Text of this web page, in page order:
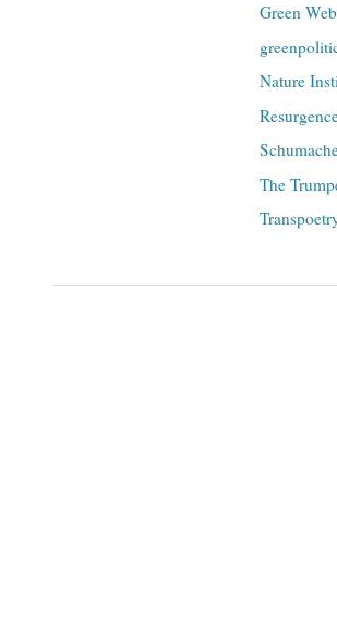
Green Web
Nature
The